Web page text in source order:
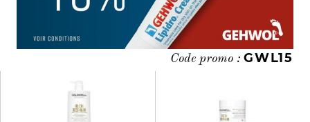
Code promo : GWL15